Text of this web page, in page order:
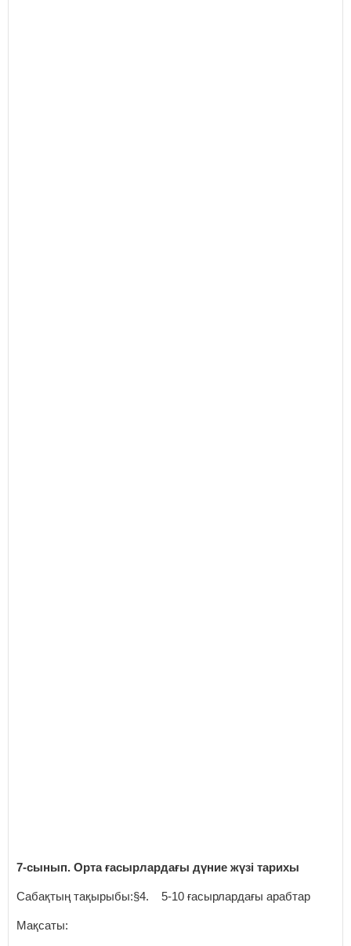
7-сынып. Орта ғасырлардағы дүние жүзі тарихы
Сабақтың тақырыбы:§4. 5-10 ғасырлардағы арабтар
Мақсаты: